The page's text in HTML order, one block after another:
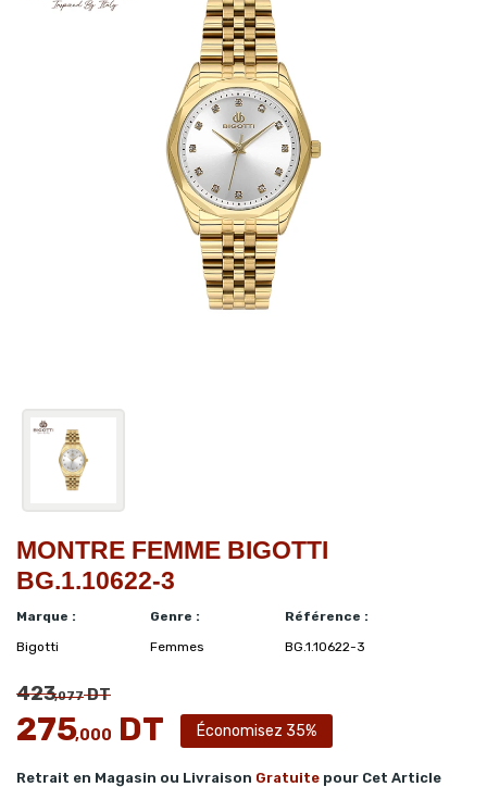
MONTRE FEMME BIGOTTI
BG.1.10622-3
Marque :
Bigotti
Genre :
Femmes
Référence :
BG.1.10622-3
423,077DT
275,000 DT Économisez 35%
Retrait en Magasin ou Livraison Gratuite pour Cet Article